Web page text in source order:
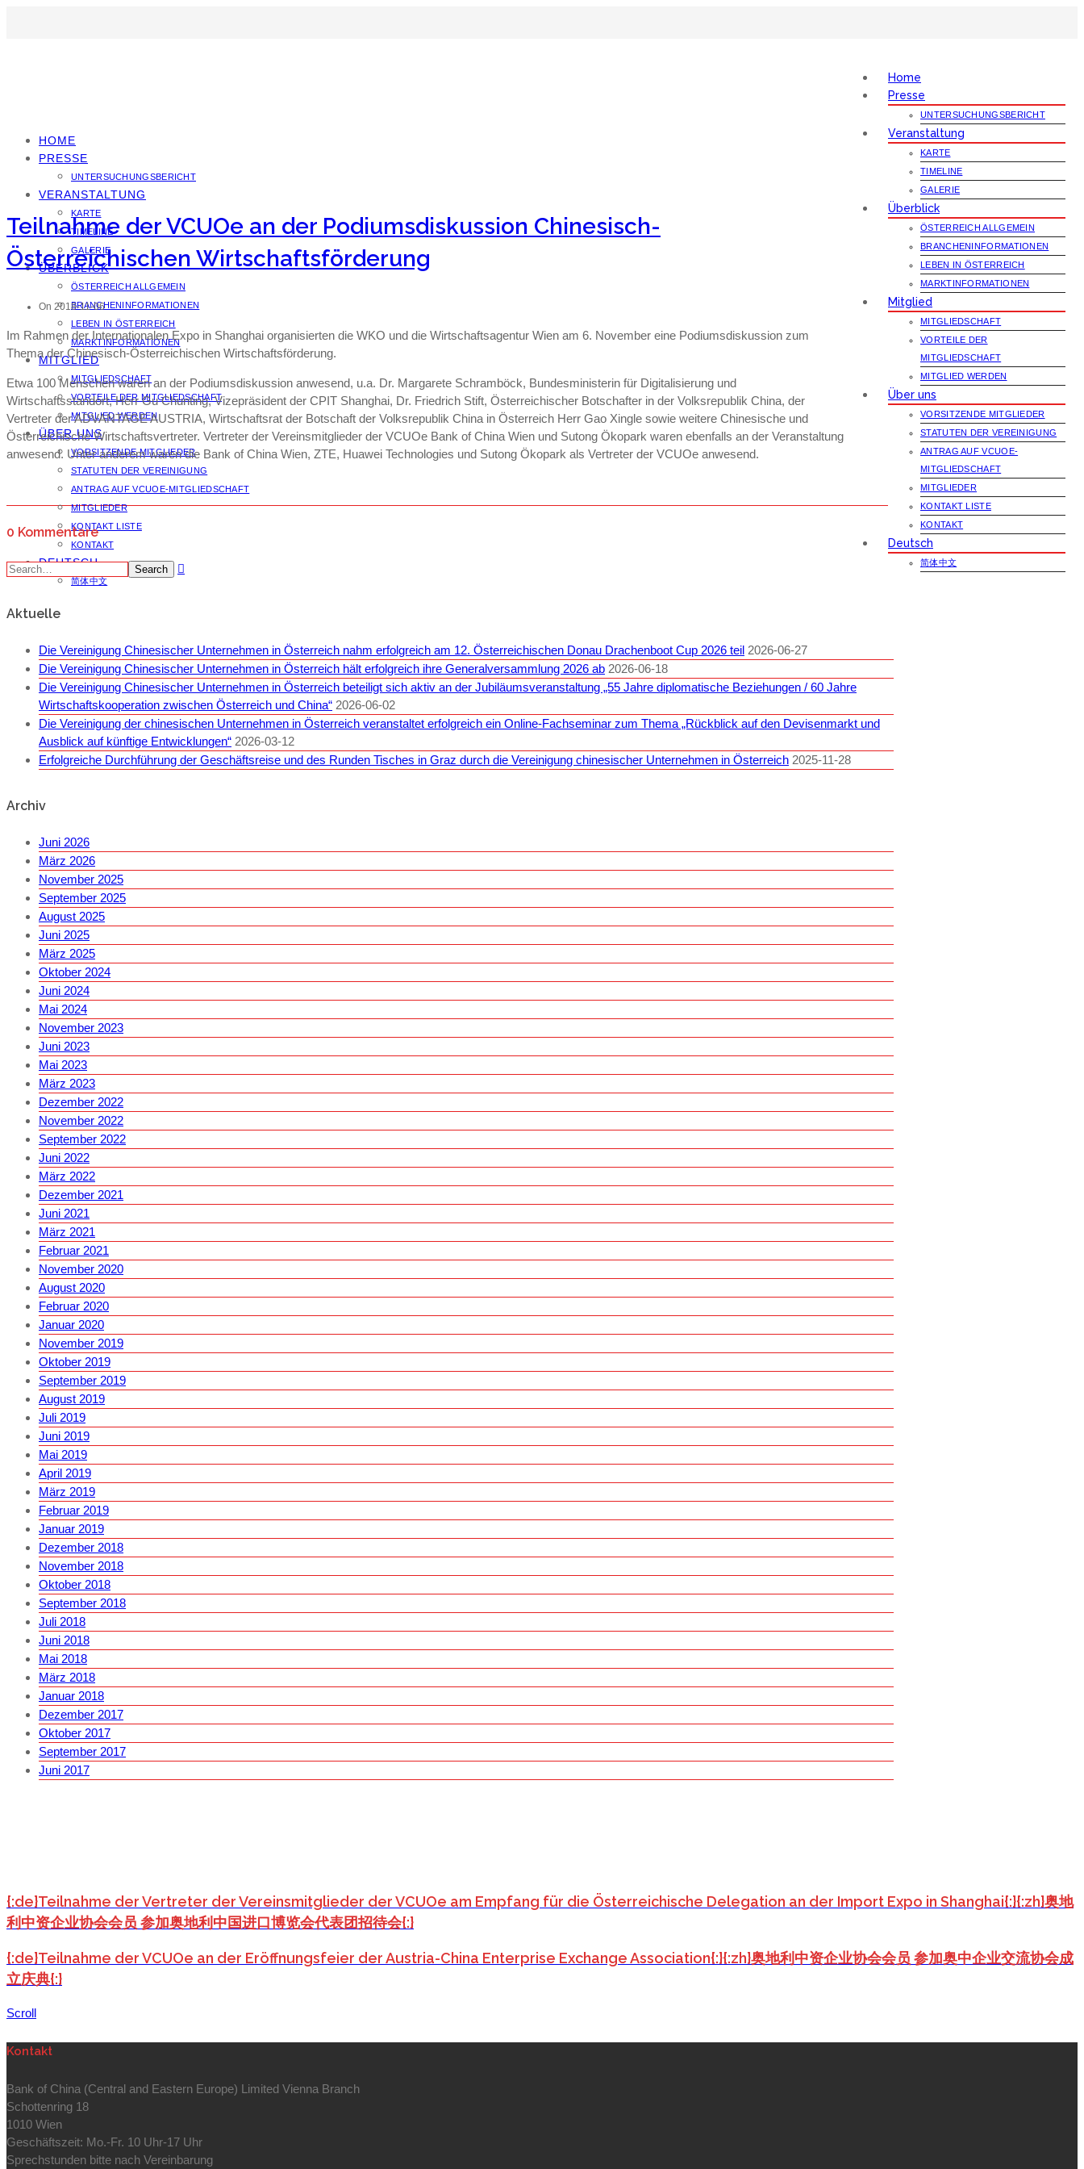
Home
Presse
UNTERSUCHUNGSBERICHT
Veranstaltung
KARTE
TIMELINE
GALERIE
Überblick
ÖSTERREICH ALLGEMEIN
BRANCHENINFORMATIONEN
LEBEN IN ÖSTERREICH
MARKTINFORMATIONEN
Mitglied
MITGLIEDSCHAFT
VORTEILE DER
MITGLIEDSCHAFT
MITGLIED WERDEN
Über uns
VORSITZENDE MITGLIEDER
STATUTEN DER VEREINIGUNG
ANTRAG AUF VCUOE-
MITGLIEDSCHAFT
MITGLIEDER
KONTAKT LISTE
KONTAKT
Deutsch
简体中文
HOME
PRESSE
UNTERSUCHUNGSBERICHT
VERANSTALTUNG
KARTE
TIMELINE
GALERIE
ÜBERBLICK
ÖSTERREICH ALLGEMEIN
BRANCHENINFORMATIONEN
LEBEN IN ÖSTERREICH
MARKTINFORMATIONEN
MITGLIED
MITGLIEDSCHAFT
VORTEILE DER MITGLIEDSCHAFT
MITGLIED WERDEN
ÜBER UNS
VORSITZENDE MITGLIEDER
STATUTEN DER VEREINIGUNG
ANTRAG AUF VCUOE-MITGLIEDSCHAFT
MITGLIEDER
KONTAKT LISTE
KONTAKT
DEUTSCH
简体中文
Teilnahme der VCUOe an der Podiumsdiskussion Chinesisch-
Österreichischen Wirtschaftsförderung
On 2018-11-06
Im Rahmen der Internationalen Expo in Shanghai organisierten die WKO und die Wirtschaftsagentur Wien am 6. November eine Podiumsdiskussion zum
Thema der Chinesisch-Österreichischen Wirtschaftsförderung.
Etwa 100 Menschen waren an der Podiumsdiskussion anwesend, u.a. Dr. Margarete Schramböck, Bundesministerin für Digitalisierung und
Wirtschaftsstandort, Herr Gu Chunting, Vizepräsident der CPIT Shanghai, Dr. Friedrich Stift, Österreichischer Botschafter in der Volksrepublik China, der
Vertreter der ADVANTAGE AUSTRIA, Wirtschaftsrat der Botschaft der Volksrepublik China in Österreich Herr Gao Xingle sowie weitere Chinesische und
Österreichische Wirtschaftsvertreter. Vertreter der Vereinsmitglieder der VCUOe Bank of China Wien und Sutong Ökopark waren ebenfalls an der Veranstaltung
anwesend. Unter anderem waren die Bank of China Wien, ZTE, Huawei Technologies und Sutong Ökopark als Vertreter der VCUOe anwesend.
0 Kommentare
Search
Aktuelle
Die Vereinigung Chinesischer Unternehmen in Österreich nahm erfolgreich am 12. Österreichischen Donau Drachenboot Cup 2026 teil 2026-06-27
Die Vereinigung Chinesischer Unternehmen in Österreich hält erfolgreich ihre Generalversammlung 2026 ab 2026-06-18
Die Vereinigung Chinesischer Unternehmen in Österreich beteiligt sich aktiv an der Jubiläumsveranstaltung „55 Jahre diplomatische Beziehungen / 60 Jahre
Wirtschaftskooperation zwischen Österreich und China“ 2026-06-02
Die Vereinigung der chinesischen Unternehmen in Österreich veranstaltet erfolgreich ein Online-Fachseminar zum Thema „Rückblick auf den Devisenmarkt und
Ausblick auf künftige Entwicklungen“ 2026-03-12
Erfolgreiche Durchführung der Geschäftsreise und des Runden Tisches in Graz durch die Vereinigung chinesischer Unternehmen in Österreich 2025-11-28
Archiv
Juni 2026
März 2026
November 2025
September 2025
August 2025
Juni 2025
März 2025
Oktober 2024
Juni 2024
Mai 2024
November 2023
Juni 2023
Mai 2023
März 2023
Dezember 2022
November 2022
September 2022
Juni 2022
März 2022
Dezember 2021
Juni 2021
März 2021
Februar 2021
November 2020
August 2020
Februar 2020
Januar 2020
November 2019
Oktober 2019
September 2019
August 2019
Juli 2019
Juni 2019
Mai 2019
April 2019
März 2019
Februar 2019
Januar 2019
Dezember 2018
November 2018
Oktober 2018
September 2018
Juli 2018
Juni 2018
Mai 2018
März 2018
Januar 2018
Dezember 2017
Oktober 2017
September 2017
Juni 2017
{:de}Teilnahme der Vertreter der Vereinsmitglieder der VCUOe am Empfang für die Österreichische Delegation an der Import Expo in Shanghai{:}{:zh}奥地
利中资企业协会会员 参加奥地利中国进口博览会代表团招待会{:}
{:de}Teilnahme der VCUOe an der Eröffnungsfeier der Austria-China Enterprise Exchange Association{:}{:zh}奥地利中资企业协会会员 参加奥中企业交流协会成
立庆典{:}
Scroll
Kontakt
Bank of China (Central and Eastern Europe) Limited Vienna Branch
Schottenring 18
1010 Wien
Geschäftszeit: Mo.-Fr. 10 Uhr-17 Uhr
Sprechstunden bitte nach Vereinbarung